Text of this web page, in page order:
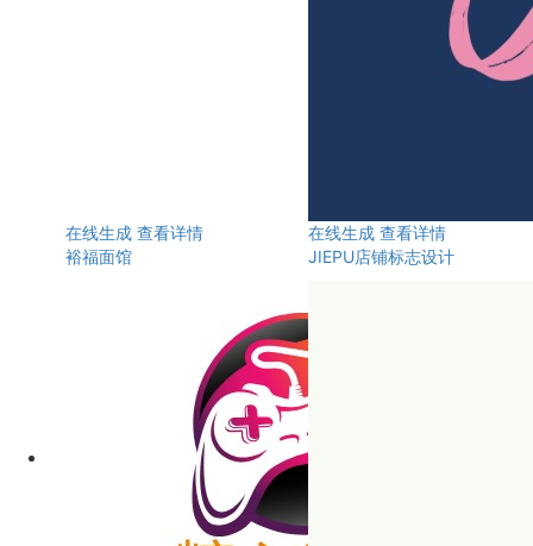
在线生成 查看详情
裕福面馆
在线生成 查看详情
JIEPU店铺标志设计